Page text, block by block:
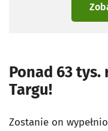
Ponad 63 tys.
Targu!
Zostanie on